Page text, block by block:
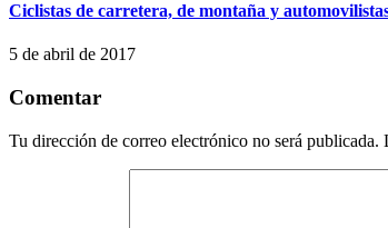
Ciclistas de carretera, de montaña y
5 de abril de 2017
Comentar
Tu dirección de correo electrónico no será publicada.